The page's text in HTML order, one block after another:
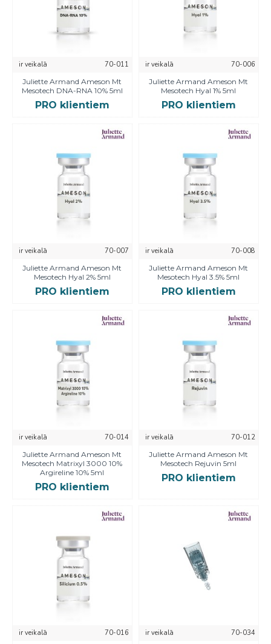
ir veikalā
70-011
Juliette Armand Ameson Mt
Mesotech DNA-RNA 10% 5ml
PRO klientiem
ir veikalā
70-006
Juliette Armand Ameson Mt
Mesotech Hyal 1% 5ml
PRO klientiem
ir veikalā
70-007
Juliette Armand Ameson Mt
Mesotech Hyal 2% 5ml
PRO klientiem
ir veikalā
70-008
Juliette Armand Ameson Mt
Mesotech Hyal 3.5% 5ml
PRO klientiem
ir veikalā
70-014
Juliette Armand Ameson Mt
Mesotech Matrixyl 3000 10%
Argireline 10% 5ml
PRO klientiem
ir veikalā
70-012
Juliette Armand Ameson Mt
Mesotech Rejuvin 5ml
PRO klientiem
ir veikalā
70-016
ir veikalā
70-034